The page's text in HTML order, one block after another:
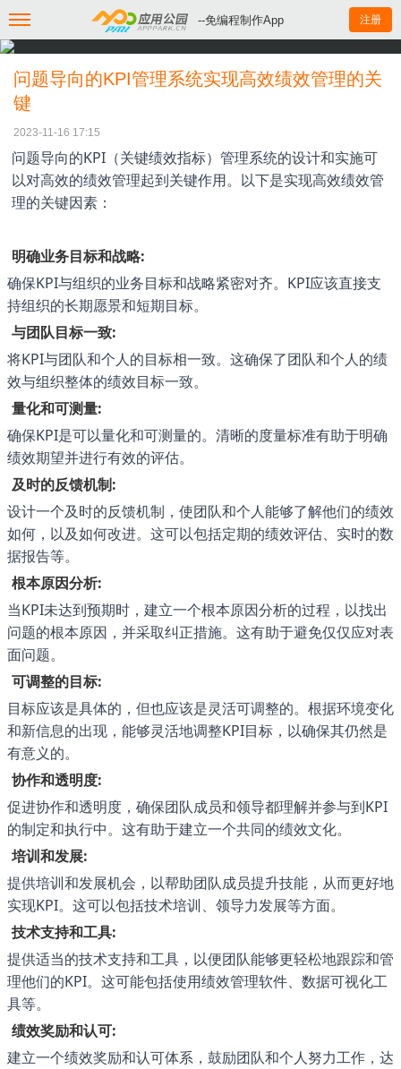
--免编程制作App 注册
问题导向的KPI管理系统实现高效绩效管理的关
键
2023-11-16 17:15
问题导向的KPI（关键绩效指标）管理系统的设计和实施可
以对高效的绩效管理起到关键作用。以下是实现高效绩效管
理的关键因素：
明确业务目标和战略:
确保KPI与组织的业务目标和战略紧密对齐。KPI应该直接支
持组织的长期愿景和短期目标。
与团队目标一致:
将KPI与团队和个人的目标相一致。这确保了团队和个人的绩
效与组织整体的绩效目标一致。
量化和可测量:
确保KPI是可以量化和可测量的。清晰的度量标准有助于明确
绩效期望并进行有效的评估。
及时的反馈机制:
设计一个及时的反馈机制，使团队和个人能够了解他们的绩效
如何，以及如何改进。这可以包括定期的绩效评估、实时的数
据报告等。
根本原因分析:
当KPI未达到预期时，建立一个根本原因分析的过程，以找出
问题的根本原因，并采取纠正措施。这有助于避免仅仅应对表
面问题。
可调整的目标:
目标应该是具体的，但也应该是灵活可调整的。根据环境变化
和新信息的出现，能够灵活地调整KPI目标，以确保其仍然是
有意义的。
协作和透明度:
促进协作和透明度，确保团队成员和领导都理解并参与到KPI
的制定和执行中。这有助于建立一个共同的绩效文化。
培训和发展:
提供培训和发展机会，以帮助团队成员提升技能，从而更好地
实现KPI。这可以包括技术培训、领导力发展等方面。
技术支持和工具:
提供适当的技术支持和工具，以便团队能够更轻松地跟踪和管
理他们的KPI。这可能包括使用绩效管理软件、数据可视化工
具等。
绩效奖励和认可:
建立一个绩效奖励和认可体系，鼓励团队和个人努力工作，达